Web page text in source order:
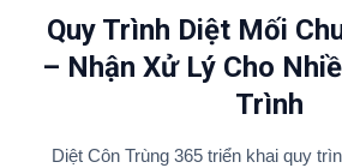
Quy Trình Diệt Mối
– Nhận Xử Lý Cho
Trình
Diệt Côn Trùng 365 triển khai quy